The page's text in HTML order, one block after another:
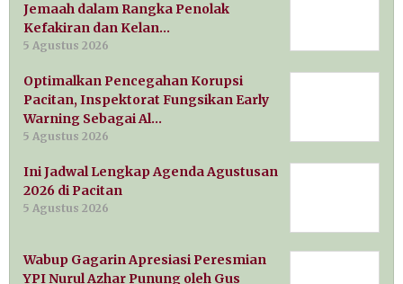
Jemaah dalam Rangka Penolak
Kefakiran dan Kelan…
5 Agustus 2026
Optimalkan Pencegahan Korupsi
Pacitan, Inspektorat Fungsikan Early
Warning Sebagai Al…
5 Agustus 2026
Ini Jadwal Lengkap Agenda Agustusan
2026 di Pacitan
5 Agustus 2026
Wabup Gagarin Apresiasi Peresmian
YPI Nurul Azhar Punung oleh Gus